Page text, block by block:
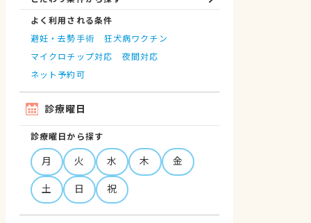
よく利用される条件
避妊・去勢手術
狂犬病ワクチン
マイクロチップ対応
夜間対応
ネット予約可
診療曜日
診療曜日から探す
月 火 水 木
金
土
日 祝